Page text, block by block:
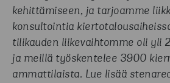
kehittämiseen, ja tarjoamme
konsultointia
tilikauden liikevaihtomme oli yli
ja meillä työskentelee 3900
ammattilaista. Lue lisää